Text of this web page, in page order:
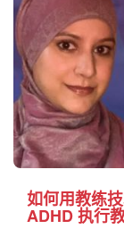
如何用教练
ADHD 执行